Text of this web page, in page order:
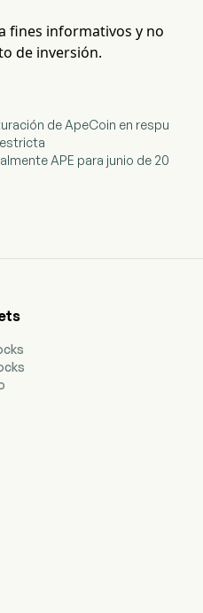
fines informativos y no
de inversión.
de ApeCoin en respu
APE para junio de 20